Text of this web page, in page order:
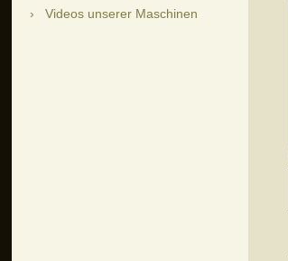
Videos unserer Maschinen